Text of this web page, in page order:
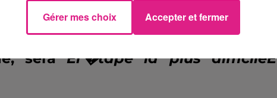
r�pond Antonetti.La remont�e
division, ambition affich�e par la
seraÈl'�tape la plus difficileÈ
Gérer mes choix Accepter et fermer